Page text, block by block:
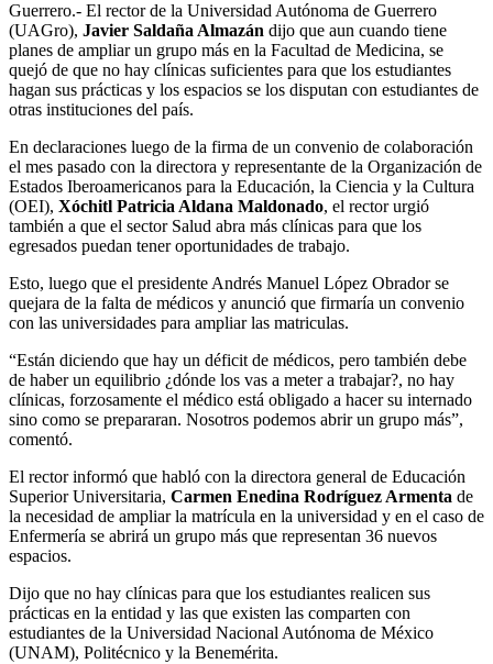
Guerrero.- El rector de la Universidad Autónoma de Guerrero
(UAGro), Javier Saldaña Almazán dijo que aun cuando tiene
planes de ampliar un grupo más en la Facultad de Medicina, se
quejó de que no hay clínicas suficientes para que los estudiantes
hagan sus prácticas y los espacios se los disputan con estudiantes de
otras instituciones del país.
En declaraciones luego de la firma de un convenio de colaboración
el mes pasado con la directora y representante de la Organización de
Estados Iberoamericanos para la Educación, la Ciencia y la Cultura
(OEI), Xóchitl Patricia Aldana Maldonado, el rector urgió
también a que el sector Salud abra más clínicas para que los
egresados puedan tener oportunidades de trabajo.
Esto, luego que el presidente Andrés Manuel López Obrador se
quejara de la falta de médicos y anunció que firmaría un convenio
con las universidades para ampliar las matriculas.
“Están diciendo que hay un déficit de médicos, pero también debe
de haber un equilibrio ¿dónde los vas a meter a trabajar?, no hay
clínicas, forzosamente el médico está obligado a hacer su internado
sino como se prepararan. Nosotros podemos abrir un grupo más”,
comentó.
El rector informó que habló con la directora general de Educación
Superior Universitaria, Carmen Enedina Rodríguez Armenta de
la necesidad de ampliar la matrícula en la universidad y en el caso de
Enfermería se abrirá un grupo más que representan 36 nuevos
espacios.
Dijo que no hay clínicas para que los estudiantes realicen sus
prácticas en la entidad y las que existen las comparten con
estudiantes de la Universidad Nacional Autónoma de México
(UNAM), Politécnico y la Benemérita.